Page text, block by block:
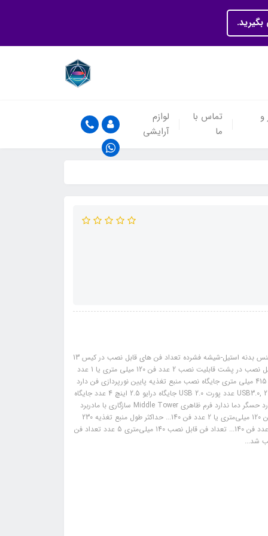
و
تماس با
ما
لوازم
آرایشی
مشخصات: سازنده لاجی کی رنگ مشکی ابعاد کیس 472×235×480 میلی متر جنس بدنه استیل-شیشه فشرده تعداد فن های قابل نصب در کیس 13
عدد شکاف توسعه 7 عدد تعداد فن قابل نصب 120 میلی‌متری 13 عدد تعداد فن قابل نصب در پشت قابلیت نصب 2 عدد فن 120 میلی متری یا 1 عدد
فن 140... حداکثر ارتفاع خنک‌کننده پردازنده 175 میلی‌متر حداکثر طول کارت گرافیک 415 میلی متری جایگاه نصب منبع تغذیه پایین نورپردازی فن دارد
مدیریت نصب کابل دارد, فضای مدیریت کابل ۲۷ میلی‌متر پورت USB 1 عدد پورت USB3.0, 2 عدد پورت USB 2.0 جایگاه درایو 2.5 اینچ 4 عدد جایگاه
درایو 3.5 اینچ 2 عدد پورت صدا 1 عدد HD Audio نمایشگر ندارد فیلتر گرد وغبار دارد حسگر دما ندارد فرم ظاهری Middle Tower سازگاری با مادربرد
ATX, E-ATX, ITX, M-ATX تعداد فن قابل نصب در سقف قابلیت نصب 3 عدد فن 120 میلی‌متری یا 2 عدد فن 140... حداکثر طول منبع تغذیه 230
میلی متر تعداد فن قابل نصب در جلو قابلیت نصب 3 عدد فن 120 میلی‌متری یا 3 عدد فن 140... تعداد فن قابل نصب 140 میلی‌متری 5 عدد تعداد فن